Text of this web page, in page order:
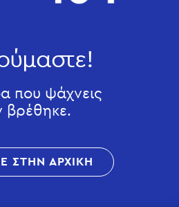
που ψάχνεις
βρέθηκε.
ΣΤΗΝ ΑΡΧΙΚΗ